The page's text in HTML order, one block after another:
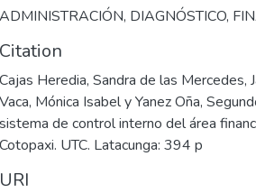
ADMINISTRACIÓN, DIAGNÓSTICO,
Citation
Cajas Heredia, Sandra de las Mercedes,
Vaca, Mónica Isabel y Yanez Oña,
sistema de control interno del área
Cotopaxi. UTC. Latacunga: 394 p
URI